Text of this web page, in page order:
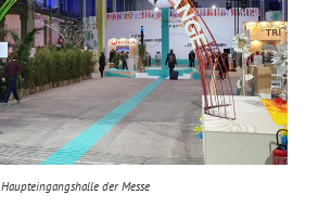
Haupteingangshalle der Messe